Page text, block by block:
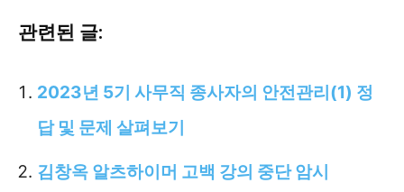
관련된 글:
2023년 5기 사무직 종사자의 안전관리(1) 정
답 및 문제 살펴보기
김창옥 알츠하이머 고백 강의 중단 암시